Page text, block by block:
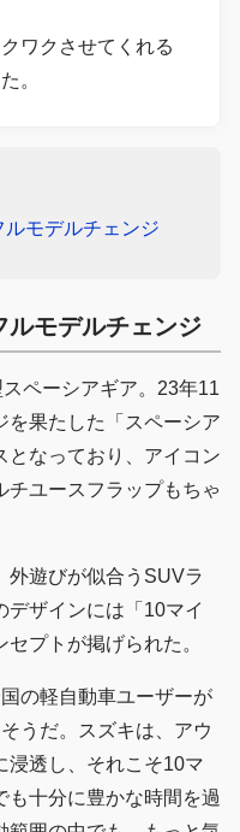
ワクさせてくれる
。
ルモデルチェンジ
ルモデルチェンジ
ペーシアギア。23年11
を果たした「スペーシア
となっており、アイコン
チユースフラップもちゃ
外遊びが似合うSUVラ
デザインには「10マイ
プトが掲げられた。
の軽自動車ユーザーが
うだ。スズキは、アウ
浸透し、それこそ10マ
も十分に豊かな時間を過